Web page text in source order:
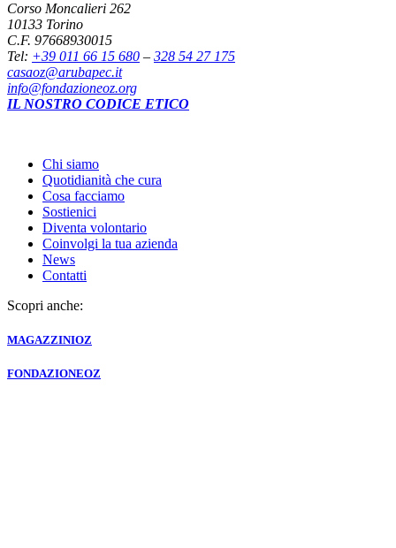
Corso Moncalieri 262
10133 Torino
C.F. 97668930015
Tel: +39 011 66 15 680 – 328 54 27 175
casaoz@arubapec.it
info@fondazioneoz.org
IL NOSTRO CODICE ETICO
Chi siamo
Quotidianità che cura
Cosa facciamo
Sostienici
Diventa volontario
Coinvolgi la tua azienda
News
Contatti
Scopri anche:
MAGAZZINIOZ
FONDAZIONEOZ